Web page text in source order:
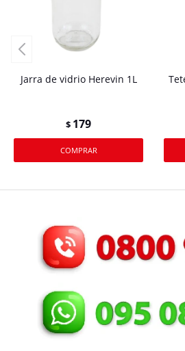
Jarra de vidrio Herevin 1L
$ 179